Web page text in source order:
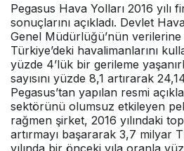
Pegasus Hava Yolları 2016 yılı
sonuçlarını açıkladı. Devlet
Genel Müdürlüğü’nün verilerine
Türkiye’deki havalimanlarını
yüzde 4’lük bir gerileme
sayısını yüzde 8,1 artırarak
Pegasus’tan yapılan resmi
sektörünü olumsuz etkileyen
rağmen şirket, 2016 yılındaki
artırmayı başararak 3,7 milyar
yılında bir önceki yıla oranla